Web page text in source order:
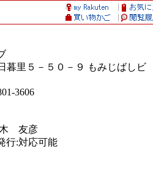
暮里５－５０－９ もみじばしビ
3606
木 友彦
行:対応可能